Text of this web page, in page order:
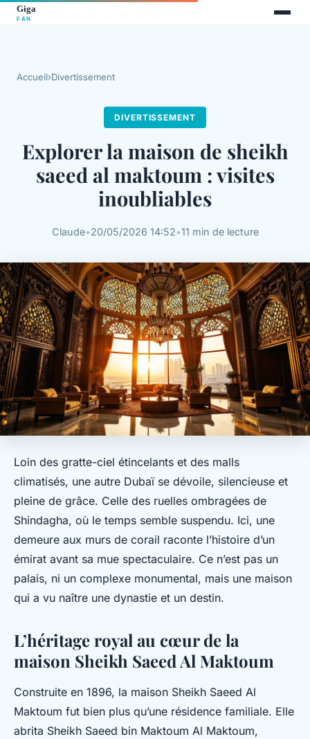
Accueil›Divertissement
DIVERTISSEMENT
Explorer la maison de sheikh
saeed al maktoum : visites
inoubliables
Claude•20/05/2026 14:52•11 min de lecture
Loin des gratte-ciel étincelants et des malls
climatisés, une autre Dubaï se dévoile, silencieuse et
pleine de grâce. Celle des ruelles ombragées de
Shindagha, où le temps semble suspendu. Ici, une
demeure aux murs de corail raconte l’histoire d’un
émirat avant sa mue spectaculaire. Ce n’est pas un
palais, ni un complexe monumental, mais une maison
qui a vu naître une dynastie et un destin.
L’héritage royal au cœur de la
maison Sheikh Saeed Al Maktoum
Construite en 1896, la maison Sheikh Saeed Al
Maktoum fut bien plus qu’une résidence familiale. Elle
abrita Sheikh Saeed bin Maktoum Al Maktoum,